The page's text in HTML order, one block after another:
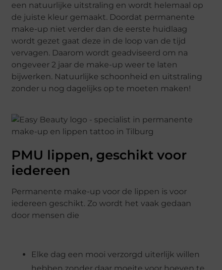
een natuurlijke uitstraling en wordt helemaal op
de juiste kleur gemaakt. Doordat permanente
make-up niet verder dan de eerste huidlaag
wordt gezet gaat deze in de loop van de tijd
vervagen. Daarom wordt geadviseerd om na
ongeveer 2 jaar de make-up weer te laten
bijwerken. Natuurlijke schoonheid en uitstraling
zonder u nog dagelijks op te moeten maken!
PMU lippen, geschikt voor
iedereen
Permanente make-up voor de lippen is voor
iedereen geschikt. Zo wordt het vaak gedaan
door mensen die
Elke dag een mooi verzorgd uiterlijk willen
hebben zonder daar moeite voor hoeven te